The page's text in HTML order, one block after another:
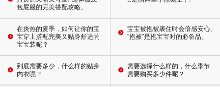
包屁服的完美搭配攻略。
在炎热的夏季，如何让你的宝
宝穿上搭配完美又贴身舒适的
宝宝装呢？
宝宝被抱被裹住时会倍感安心,
“抱被”是抱宝宝时的必备品。
到底需要多少，什么样的贴身
内衣呢？
需要选择什么样的，什么季节
需要购买多少件呢？